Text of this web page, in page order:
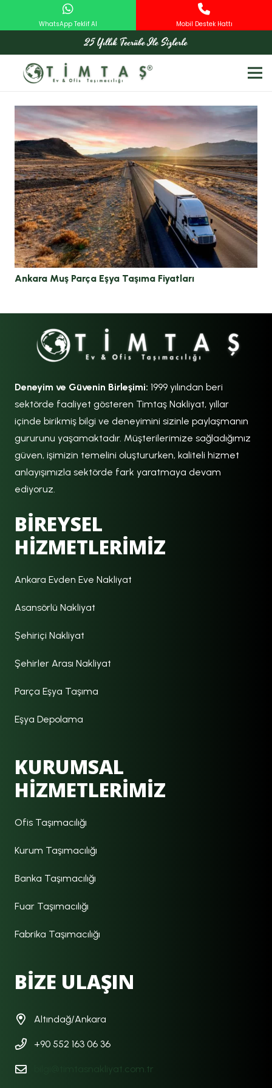
Ankara Muş Parça Eşya Taşıma Fiyatları
Deneyim ve Güvenin Birleşimi: 1999 yılından beri
sektörde faaliyet gösteren Timtaş Nakliyat, yıllar
içinde birikmiş bilgi ve deneyimini sizinle paylaşmanın
gururunu yaşamaktadır. Müşterilerimize sağladığımız
güven, işimizin temelini oluştururken, kaliteli hizmet
anlayışımızla sektörde fark yaratmaya devam
ediyoruz.
BİREYSEL
HİZMETLERİMİZ
Ankara Evden Eve Nakliyat
Asansörlü Nakliyat
Şehiriçi Nakliyat
Şehirler Arası Nakliyat
Parça Eşya Taşıma
Eşya Depolama
KURUMSAL
HİZMETLERİMİZ
Ofis Taşımacılığı
Kurum Taşımacılığı
Banka Taşımacılığı
Fuar Taşımacılığı
Fabrika Taşımacılığı
BİZE ULAŞIN
Altındağ/Ankara
+90 552 163 06 36
bilgi@timtasnakliyat.com.tr
WhatsApp Teklif Al Mobil Destek Hattı